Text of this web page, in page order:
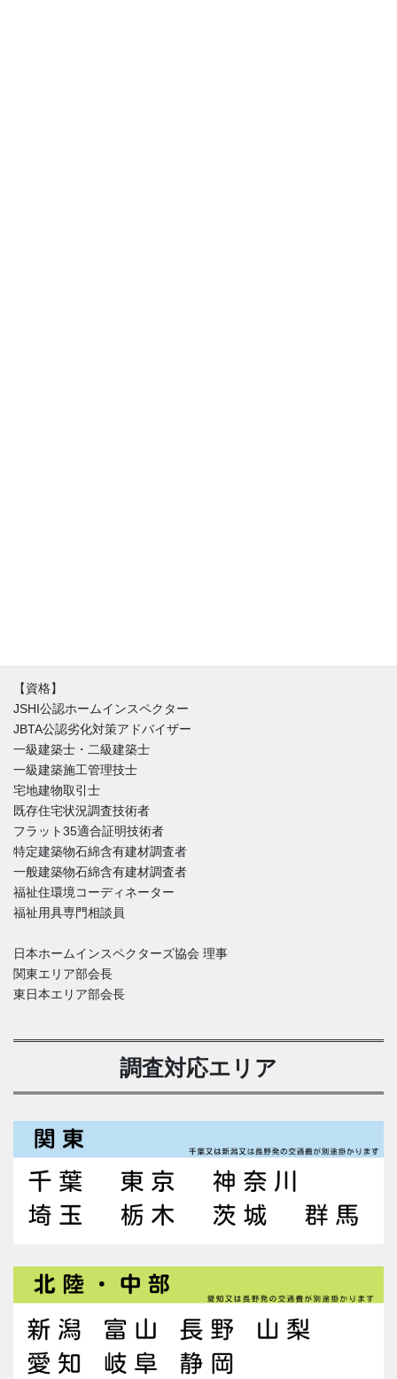
【資格】
JSHI公認ホームインスペクター
JBTA公認劣化対策アドバイザー
一級建築士・二級建築士
一級建築施工管理技士
宅地建物取引士
既存住宅状況調査技術者
フラット35適合証明技術者
特定建築物石綿含有建材調査者
一般建築物石綿含有建材調査者
福祉住環境コーディネーター
福祉用具専門相談員
日本ホームインスペクターズ協会 理事
関東エリア部会長
東日本エリア部会長
調査対応エリア